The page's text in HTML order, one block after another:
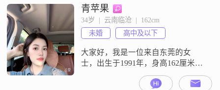
青苹果
34岁  |  云南临沧  |  162cm
未婚
高中及以下
大家好，我是一位来自东莞的女
士，出生于1991年，身高162厘米。
我的月收入在3001到5000元之间，
学历为高中及以下。我性格开朗，